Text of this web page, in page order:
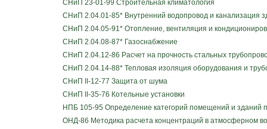
СНиП 23-01-99 Строительная климатология
СНиП 2.04.01-85* Внутренний водопровод и канализация
СНиП 2.04.05-91* Отопление, вентиляция и
СНиП 2.04.08-87* Газоснабжение
СНиП 2.04.12-86 Расчет на прочность стальных
СНиП 2.04.14-88* Тепловая изоляция оборудования и
СНиП II-12-77 Защита от шума
СНиП II-35-76 Котельные установки
НПБ 105-95 Определение категорий помещений и зданий
ОНД-86 Методика расчета концентраций в атмосферном